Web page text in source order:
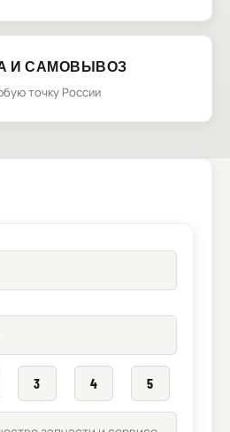
И САМОВЫВОЗ
точку России
3 4 5